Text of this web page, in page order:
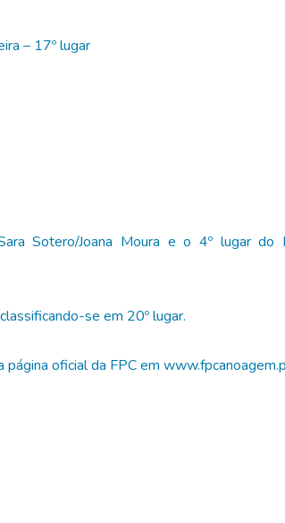
– 17º lugar
Sotero/Joana Moura e o 4º lugar do
se em 20º lugar.
oficial da FPC em